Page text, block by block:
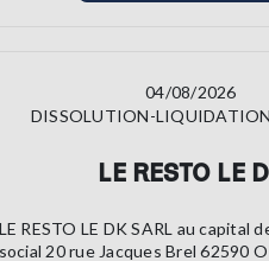
04/08/2026
DISSOLUTION-
LE RESTO LE
LE RESTO LE DK SARL au capital
social 20 rue Jacques Brel 62590